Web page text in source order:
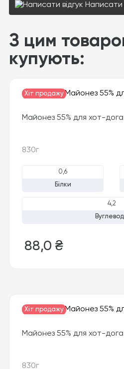
Написати
З цим
купують:
Хіт продажу
Майонез 55% для хот-дога
830г
0,6
Білки
4,2
88,0 ₴
Хіт продажу
Майонез 55% для хот-дога
830г